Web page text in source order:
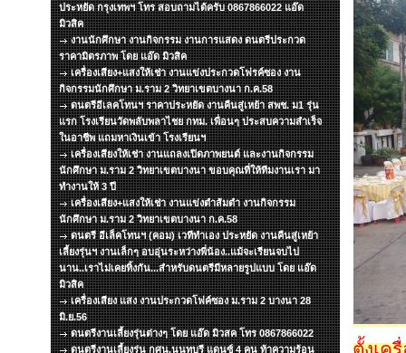
ประหยัด กรุงเทพฯ โทร สอบถามได้ครับ 0867866022 แอ๊ด
มิวสิค
งานนักศึกษา งานกิจกรรม งานการแสดง ดนตรีประกวด
ราคามิตรภาพ โดย แอ๊ด มิวสิค
เครื่องเสียง+แสงให้เช่า งานแข่งประกวดโฟรค์ซอง งาน
กิจกรรมนักศึกษา ม.ราม 2 วิทยาเขตบางนา ก.ค.58
ดนตรีอีเลคโทนฯ ราคาประหยัด งานคืนสู่เหย้า สพช. ม1 รุ่น
แรก โรงเรียนวัดพลับพลาไชย กทม. เพื่อนๆ ประสบความสำเร็จ
ในอาชีพ แถมหาเงินเข้า โรงเรียนฯ
เครื่องเสียงให้เช่า งานแถลงเปิดภาพยนต์ และงานกิจกรรม
นักศึกษา ม.ราม 2 วิทยาเขตบางนา ขอบคุณที่ให้ทีมงานเรา มา
ทำงานให้ 3 ปี
เครื่องเสียง+แสงให้เช่า งานแข่งตำส้มตำ งานกิจกรรม
นักศึกษา ม.ราม 2 วิทยาเขตบางนา ก.ค.58
ดนตรี อีเล็คโทนฯ (คอม) เวทีทำเอง ประหยัด งานคืนสู่เหย้า
เลี้ยงรุ่นฯ งานเล็กๆ อบอุ่นระหว่างพี่น้อง..แม้จะเรียนจบไป
นาน..เราไม่เคยทิ้งกัน...สำหรับดนตรีมีหลายรูปแบบ โดย แอ๊ด
มิวสิค
เครื่องเสียง แสง งานประกวดโฟค์ซอง ม.ราม 2 บางนา 28
มิ.ย.56
ดนตรีงานเลี้ยงรุ่นต่างๆ โดย แอ๊ด มิวสค โทร 0867866022
ดนตรีงานเลี้ยงรุ่น กศน.นนทบุรี แดนซ์ 4 คน ท้าความร้อน